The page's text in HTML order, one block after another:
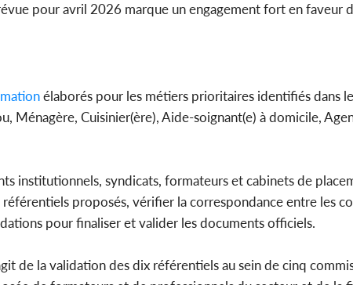
pour avril 2026 marque un engagement fort en faveur
élaborés pour les métiers prioritaires identifiés dans
Ménagère, Cuisinier(ère), Aide-soignant(e) à domicile,
institutionnels, syndicats, formateurs et cabinets de
proposés, vérifier la correspondance entre les
pour finaliser et valider les documents officiels.
de la validation des dix référentiels au sein de cinq